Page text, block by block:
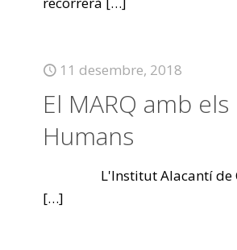
11 desembre, 2018
El MARQ amb
Humans
L'Institut Alacantí de
[…]